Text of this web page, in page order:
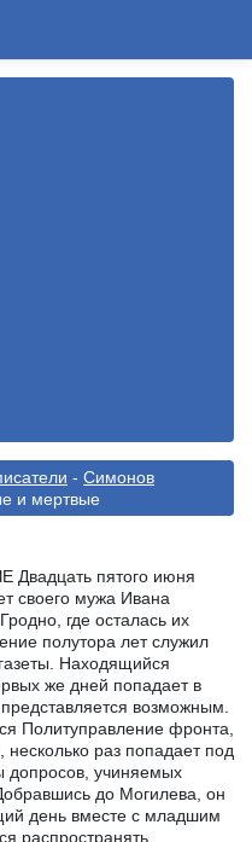
- Симонов
и мертвые
пятого июня
своего мужа Ивана
где осталась их
полутора лет служил
Находящийся
же дней попадает в
возможным.
Политуправление фронта,
раз попадает под
допросов, учиняемых
до Могилева, он
день вместе с младшим
распространять